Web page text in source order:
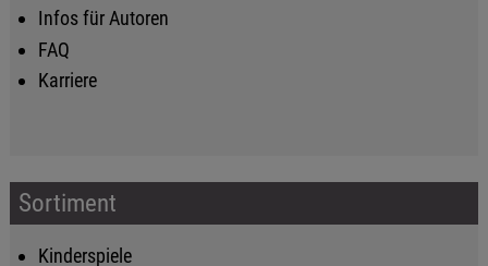
Infos für Autoren
FAQ
Karriere
Sortiment
Kinderspiele